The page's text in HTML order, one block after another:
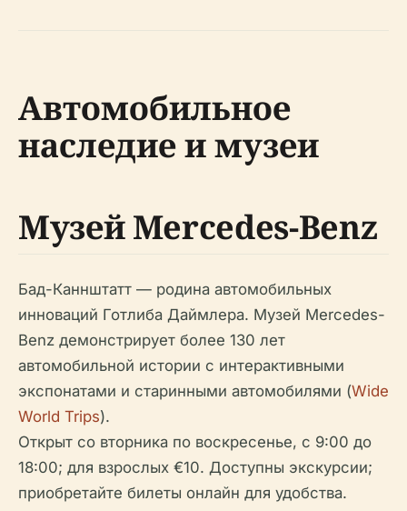
Автомобильное
наследие и музеи
Музей Mercedes-Benz
Бад-Каннштатт — родина автомобильных
инноваций Готлиба Даймлера. Музей Mercedes-
Benz демонстрирует более 130 лет
автомобильной истории с интерактивными
экспонатами и старинными автомобилями (Wide
World Trips).
Открыт со вторника по воскресенье, с 9:00 до
18:00; для взрослых €10. Доступны экскурсии;
приобретайте билеты онлайн для удобства.